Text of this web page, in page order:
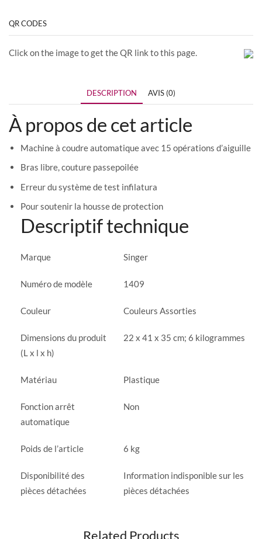
QR CODES
Click on the image to get the QR link to this page.
DESCRIPTION AVIS (0)
À propos de cet article
Machine à coudre automatique avec 15 opérations d’aiguille
Bras libre, couture passepoilée
Erreur du système de test infilatura
Pour soutenir la housse de protection
Descriptif technique
Marque ‎Singer
Numéro de modèle ‎1409
Couleur ‎Couleurs Assorties
Dimensions du produit
(L x l x h)
‎22 x 41 x 35 cm; 6 kilogrammes
Matériau ‎Plastique
Fonction arrêt
automatique
‎Non
Poids de l’article ‎6 kg
Disponibilité des
pièces détachées
‎Information indisponible sur les
pièces détachées
Related Products